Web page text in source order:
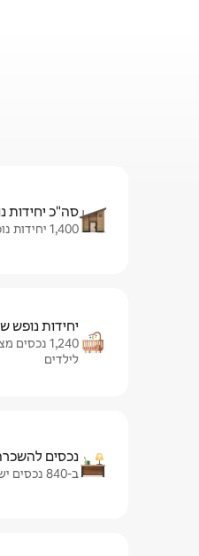
סה"כ יחידות
1,400 יחידות נופש באי הפאלמס
יחידות
1,240
לילדים
נכסים
ב-840 נכסים יש פינת עבודה ייעודית